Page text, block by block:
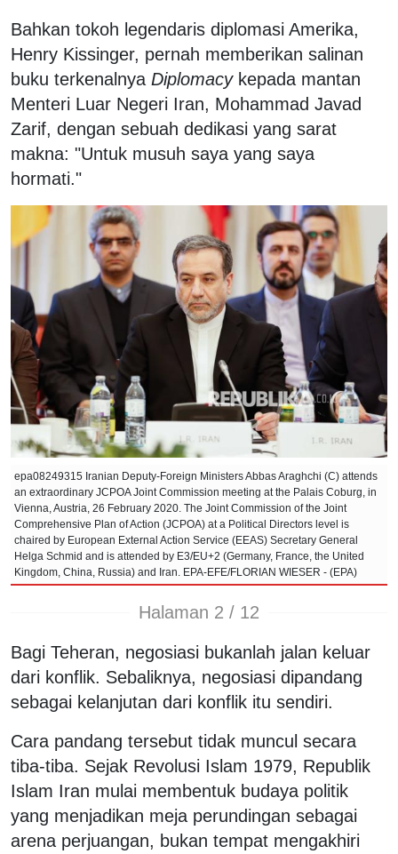
Bahkan tokoh legendaris diplomasi Amerika,
Henry Kissinger, pernah memberikan salinan
buku terkenalnya Diplomacykepada mantan
Menteri Luar Negeri Iran, Mohammad Javad
Zarif, dengan sebuah dedikasi yang sarat
makna: "Untuk musuh saya yang saya
hormati."
epa08249315 Iranian Deputy-Foreign Ministers Abbas Araghchi (C) attends
an extraordinary JCPOA Joint Commission meeting at the Palais Coburg, in
Vienna, Austria, 26 February 2020. The Joint Commission of the Joint
Comprehensive Plan of Action (JCPOA) at a Political Directors level is
chaired by European External Action Service (EEAS) Secretary General
Helga Schmid and is attended by E3/EU+2 (Germany, France, the United
Kingdom, China, Russia) and Iran. EPA-EFE/FLORIAN WIESER - (EPA)
Halaman 2 / 12
Bagi Teheran, negosiasi bukanlah jalan keluar
dari konflik. Sebaliknya, negosiasi dipandang
sebagai kelanjutan dari konflik itu sendiri.
Cara pandang tersebut tidak muncul secara
tiba-tiba. Sejak Revolusi Islam 1979, Republik
Islam Iran mulai membentuk budaya politik
yang menjadikan meja perundingan sebagai
arena perjuangan, bukan tempat mengakhiri